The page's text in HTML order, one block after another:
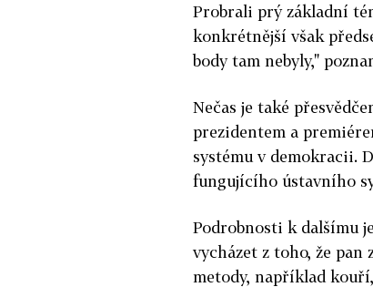
Probrali prý základní
konkrétnější však
body tam nebyly,"
Nečas je také
prezidentem a
systému v demokracii.
fungujícího ústavního
Podrobnosti k dalšímu
vycházet z toho, že
metody, například